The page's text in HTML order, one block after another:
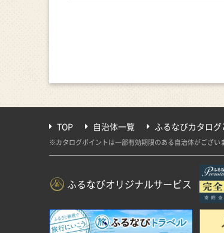
相模原市は、
総務大臣の指
TOP 自治体一覧 ふるなびカタログ
※カタログポイントは一部有効期限のある自治体がござい
ふるなびオリジナルサービス